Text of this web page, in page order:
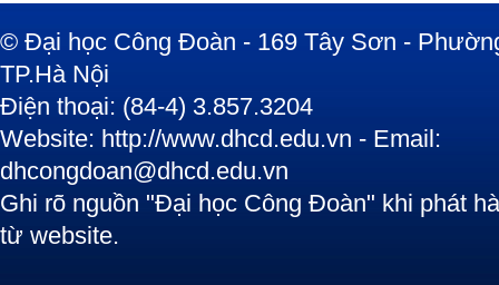
© Đại học Công Đoàn - 169 Tây Sơn -
TP.Hà Nội
Điện thoại: (84-4) 3.857.3204
Website: http://www.dhcd.edu.vn - Email:
dhcongdoan@dhcd.edu.vn
Ghi rõ nguồn "Đại học Công Đoàn" khi phát
từ website.